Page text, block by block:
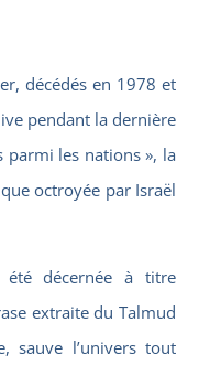
décédés en 1978 et
pendant la dernière
parmi les nations », la
octroyée par Israël
décernée à titre
extraite du Talmud
sauve l’univers tout